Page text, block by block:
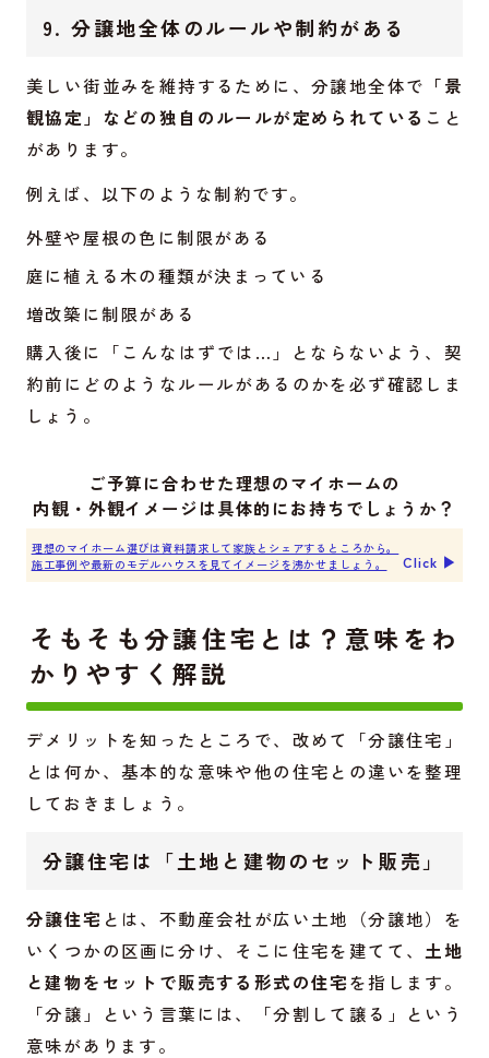
9. 分譲地全体のルールや制約がある
美しい街並みを維持するために、分譲地全体で 「景
観協定」などの独自のルールが定められている こと
があります。
例えば、以下のような制約です。
外壁や屋根の色に制限がある
庭に植える木の種類が決まっている
増改築に制限がある
購入後に「こんなはずでは…」とならないよう、契
約前にどのようなルールがあるのかを必ず確認しま
しょう。
ご予算に合わせた理想のマイホームの
内観・外観イメージは具体的にお持ちでしょうか？
理想のマイホーム選びは資料請求して家族とシェアするところから。
施工事例や最新のモデルハウスを見てイメージを沸かせましょう。
Click ▶︎
そもそも分譲住宅とは？意味をわ
かりやすく解説
デメリットを知ったところで、改めて「分譲住宅」
とは何か、基本的な意味や他の住宅との違いを整理
しておきましょう。
分譲住宅は「土地と建物のセット販売」
分譲住宅 とは、不動産会社が広い土地（分譲地）を
いくつかの区画に分け、そこに住宅を建てて、 土地
と建物をセットで販売する形式の住宅を指します。
「分譲」という言葉には、「分割して譲る」という
意味があります。